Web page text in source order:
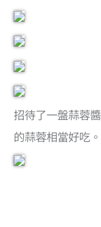
招待了一盤蒜蓉
的蒜蓉相當好吃。